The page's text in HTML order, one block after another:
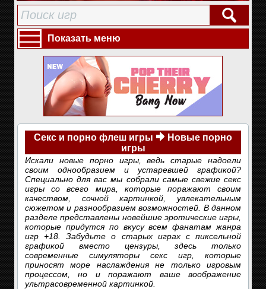
Показать меню
Секс и порно флеш игры
Новые порно
игры
Искали новые порно игры, ведь старые надоели
своим однообразием и устаревшей графикой?
Специально для вас мы собрали самые свежие секс
игры со всего мира, которые поражают своим
качеством, сочной картинкой, увлекательным
сюжетом и разнообразием возможностей. В данном
разделе представлены новейшие эротические игры,
которые придутся по вкусу всем фанатам жанра
игр +18. Забудьте о старых играх с пиксельной
графикой вместо цензуры, здесь только
современные симуляторы секс игр, которые
приносят море наслаждения не только игровым
процессом, но и поражают ваше воображение
ультрасовременной картинкой.